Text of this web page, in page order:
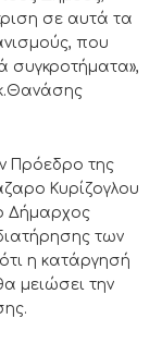
σε αυτά τα
που
συγκροτήματα»,
Πρόεδρο της
Κυρίζογλου
Δήμαρχος
των
η κατάργησή
μειώσει την